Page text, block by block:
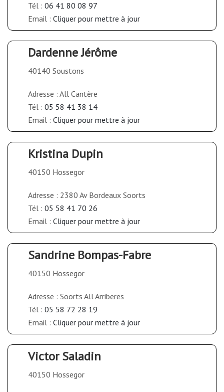
Tél : 06 41 80 08 97
Email : Cliquer pour mettre à jour
Dardenne Jérôme
40140 Soustons
Adresse : All Cantère
Tél : 05 58 41 38 14
Email : Cliquer pour mettre à jour
Kristina Dupin
40150 Hossegor
Adresse : 2380 Av Bordeaux Soorts
Tél : 05 58 41 70 26
Email : Cliquer pour mettre à jour
Sandrine Bompas-Fabre
40150 Hossegor
Adresse : Soorts All Arriberes
Tél : 05 58 72 28 19
Email : Cliquer pour mettre à jour
Victor Saladin
40150 Hossegor